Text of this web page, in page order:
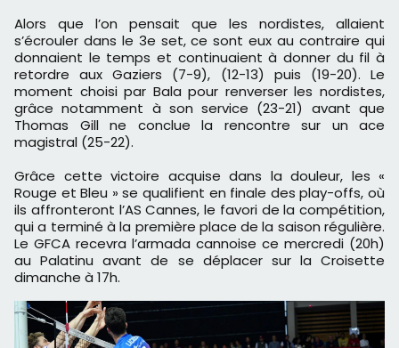
Alors que l’on pensait que les nordistes, allaient
s’écrouler dans le 3e set, ce sont eux au contraire qui
donnaient le temps et continuaient à donner du fil à
retordre aux Gaziers (7-9), (12-13) puis (19-20). Le
moment choisi par Bala pour renverser les nordistes,
grâce notamment à son service (23-21) avant que
Thomas Gill ne conclue la rencontre sur un ace
magistral (25-22).
Grâce cette victoire acquise dans la douleur, les «
Rouge et Bleu » se qualifient en finale des play-offs, où
ils affronteront l’AS Cannes, le favori de la compétition,
qui a terminé à la première place de la saison régulière.
Le GFCA recevra l’armada cannoise ce mercredi (20h)
au Palatinu avant de se déplacer sur la Croisette
dimanche à 17h.